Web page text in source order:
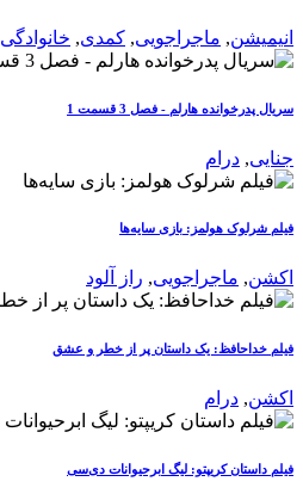
انیمیشن, ماجراجویی, کمدی, خانوادگی
سریال پدرخوانده هارلم - فصل 3 قسمت 1
جنایی, درام
فیلم شرلوک هولمز: بازی سایه‌ها
اکشن, ماجراجویی, راز آلود
فیلم خداحافظ: یک داستان پر از خطر و عشق
اکشن, درام
فیلم داستان کریپتو: لیگ ابرحیوانات دی‌سی